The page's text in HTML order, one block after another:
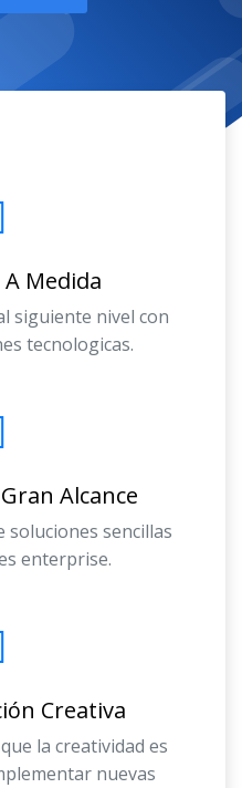
Medida
siguiente nivel con
tecnologicas.
Alcance
soluciones sencillas
enterprise.
Creativa
la creatividad es
nuevas